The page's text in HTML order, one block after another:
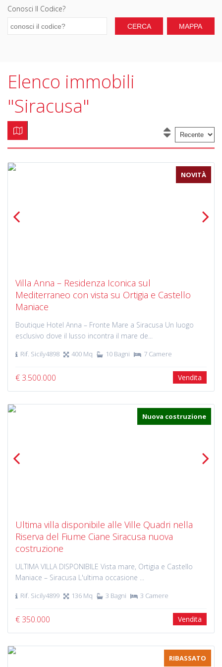
Conosci Il Codice?
Elenco immobili
"Siracusa"
NOVITÀ
Villa Anna – Residenza Iconica sul
Mediterraneo con vista su Ortigia e Castello
Maniace
Boutique Hotel Anna – Fronte Mare a Siracusa Un luogo
esclusivo dove il lusso incontra il mare de...
Rif. Sicily4898 400 Mq 10 Bagni 7 Camere
€ 3.500.000 Vendita
Nuova costruzione
Ultima villa disponibile alle Ville Quadri nella
Riserva del Fiume Ciane Siracusa nuova
costruzione
ULTIMA VILLA DISPONIBILE Vista mare, Ortigia e Castello
Maniace – Siracusa L'ultima occasione ...
Rif. Sicily4899 136 Mq 3 Bagni 3 Camere
€ 350.000 Vendita
RIBASSATO